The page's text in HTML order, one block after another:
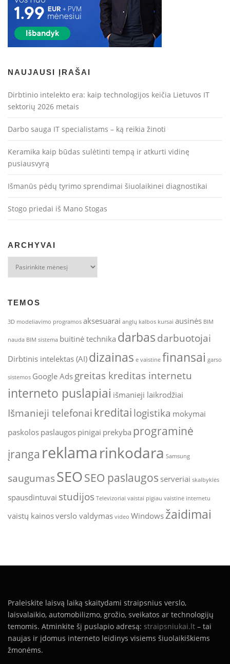
NAUJAUSI ĮRAŠAI
Dirbtinio intelekto era: kaip technologijos keičia Lietuvos IT
sektorių 2026 metais
Darbo sauga IT specialistams – ką reikia žinoti
Keramika kaip būdas sulėtinti tempą ir atkurti vidinę
pusiausvyrą
Išmanūs pėdų tyrimo sprendimai šiuolaikinei diagnostikai
Stogo priedai iš Mano Stogas
ARCHYVAI
TEMOS
3D modeliavimo programos aksesuarai anglų kalbos kursai ausinės BIM
nauda BIM sistema buitinė technika darbas darbuotojai
Dirbtinis intelektas (AI)dizainas e vaistine finansai garso
sistemos Google Adsgreitas kreditas internetu
interneto puslapiai išmanieji laikrodžiai
Išmanieji telefonai kreditai logistika mokymai
paskolospaslaugospinigai prekyba programinė
įranga reklamarinkodara Samsung
saugumas SEOSEO paslaugos serveriai skalbyklės
spausdintuvai studijos Televizoriai vaistai pigiau vaistinė internetu
vaistų kainosverslo valdymas video Windowsžaidimai
Praleiskite laisvą laiką skaitydami straipsnius verslo,
laisvalaikio, automobilizmo, grožio, sveikatos ar technologijų
temomis. Atminkite šį puslapio adresą: straipsniukai.lt – tai
naujas ir įdomus interneto leidinys visiems šiuolaikiškiems
žmonėms.